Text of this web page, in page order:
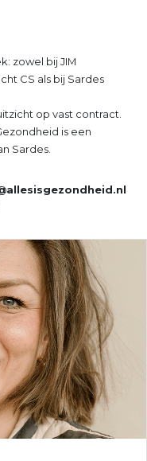
zowel bij JIM
CS als bij Sardes
op vast contract.
is een
Sardes.